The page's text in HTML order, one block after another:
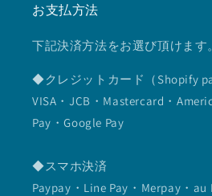
お支払方法
下記決済方法をお選び頂けます。
◆クレジットカード（Shopify
VISA・JCB・Mastercard・
Pay・Google Pay
◆スマホ決済
Paypay・Line Pay・Merpay・au